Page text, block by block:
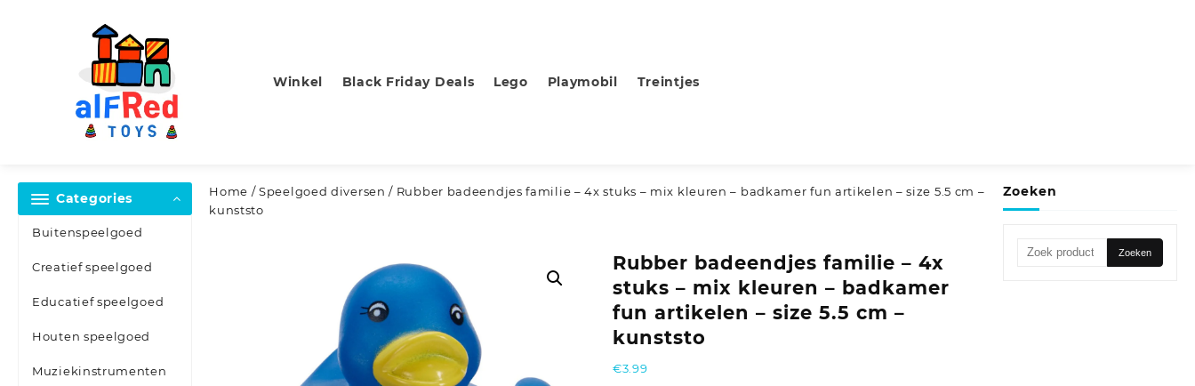
Winkel Black Friday Deals Lego Playmobil Treintjes
Categories
Buitenspeelgoed
Creatief speelgoed
Educatief speelgoed
Houten speelgoed
Muziekinstrumenten
Home /Speelgoed diversen / Rubber badeendjes familie – 4x stuks – mix kleuren – badkamer fun artikelen – size 5.5 cm –
kunststo
Rubber badeendjes familie – 4x
stuks – mix kleuren – badkamer
fun artikelen – size 5.5 cm –
kunststo
€3.99
Zoeken
Zoeken
Zoeken